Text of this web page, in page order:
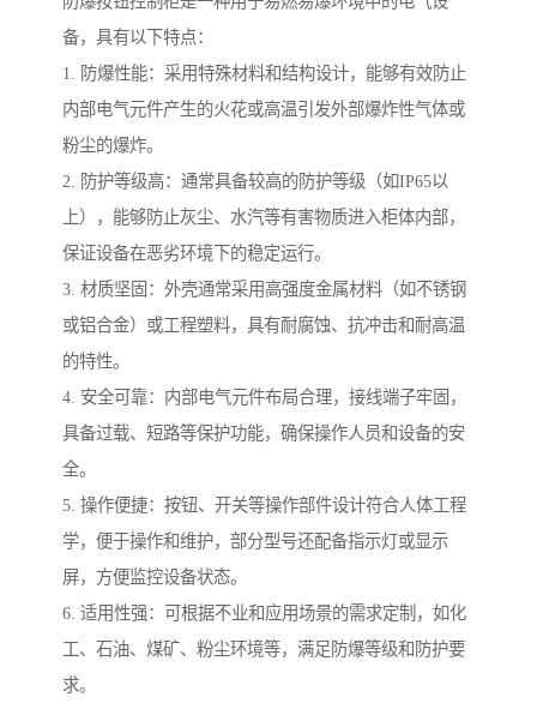
备，具有以下特点：
1. 防爆性能：采用特殊材料和结构设计，能够有效防止
内部电气元件产生的火花或高温引发外部爆炸性气体或
粉尘的爆炸。
2. 防护等级高：通常具备较高的防护等级（如IP65以
上），能够防止灰尘、水汽等有害物质进入柜体内部，
保证设备在恶劣环境下的稳定运行。
3. 材质坚固：外壳通常采用高强度金属材料（如不锈钢
或铝合金）或工程塑料，具有耐腐蚀、抗冲击和耐高温
的特性。
4. 安全可靠：内部电气元件布局合理，接线端子牢固，
具备过载、短路等保护功能，确保操作人员和设备的安
全。
5. 操作便捷：按钮、开关等操作部件设计符合人体工程
学，便于操作和维护，部分型号还配备指示灯或显示
屏，方便监控设备状态。
6. 适用性强：可根据不业和应用场景的需求定制，如化
工、石油、煤矿、粉尘环境等，满足防爆等级和防护要
求。